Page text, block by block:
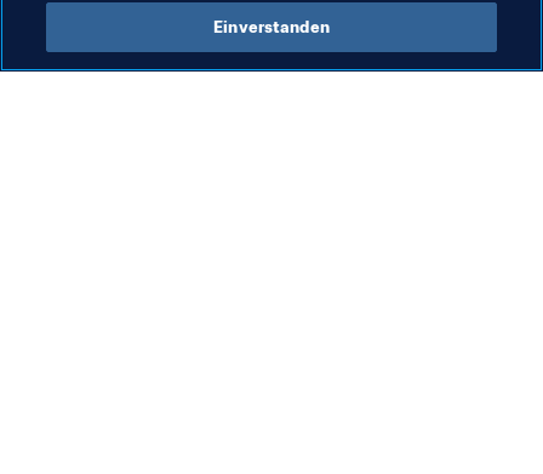
Einverstanden